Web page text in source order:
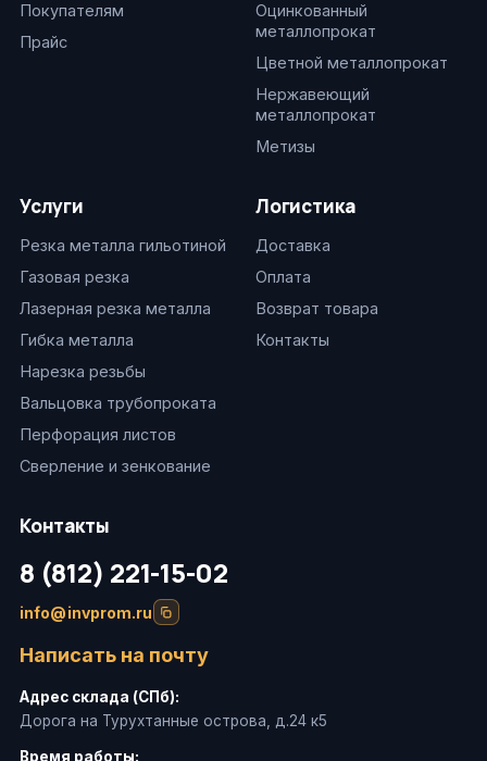
Покупателям
Прайс
Оцинкованный
металлопрокат
Цветной металлопрокат
Нержавеющий
металлопрокат
Метизы
Услуги
Резка металла гильотиной
Газовая резка
Лазерная резка металла
Гибка металла
Нарезка резьбы
Вальцовка трубопроката
Перфорация листов
Сверление и зенкование
Логистика
Доставка
Оплата
Возврат товара
Контакты
Контакты
8 (812) 221-15-02
info@invprom.ru
Написать на почту
Адрес склада (СПб):
Дорога на Турухтанные острова, д.24 к5
Время работы: